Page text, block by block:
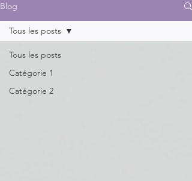
Blog
Tous les posts
Catégorie 1
Catégorie 2
Tous les posts